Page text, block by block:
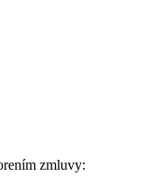
zmluvy: